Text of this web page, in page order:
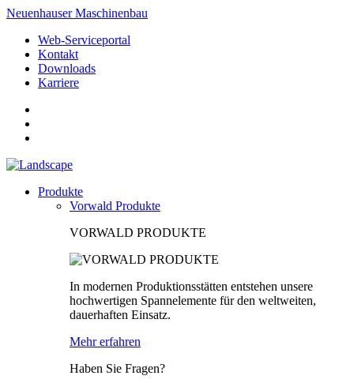
Neuenhauser Maschinenbau
Web-Serviceportal
Kontakt
Downloads
Karriere
Produkte
Vorwald Produkte
VORWALD PRODUKTE
In modernen Produktionsstätten entstehen unsere
hochwertigen Spannelemente für den weltweiten,
dauerhaften Einsatz.
Mehr erfahren
Haben Sie Fragen?